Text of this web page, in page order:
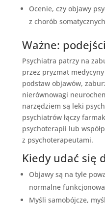
Ocenie, czy objawy
z chorób somatycznych
Ważne:
Psychiatra patrzy na
przez pryzmat
podstaw objawów,
nierównowagi
narzędziem są leki
psychiatrów łączy
psychoterapii lub
z psychoterapeutami.
Kiedy udać się
Objawy są na tyle
normalne
Myśli samobójcze,